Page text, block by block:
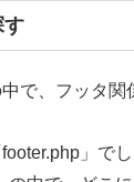
す
で、フッタ関
」でし